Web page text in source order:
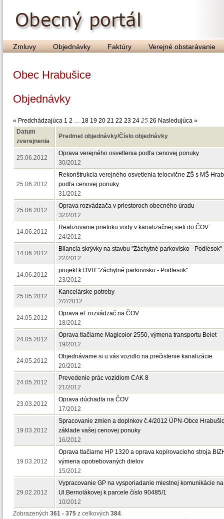
Zmluvy Objednávky Faktúry Verejné obstarávanie
Obec Hrabušice
Objednávky
« Predchádzajúca 1 2 … 18 19 20 21 22 23 24 25 26 Nasledujúca »
Datum
zverejnenia
Predmet objednávky/Číslo objednávky
25.06.2012
Oprava verejného osvetlenia podľa cenovej ponuky
30/2012
25.06.2012
Rekonštrukcia verejného osvetlenia telocvične ZŠ s MŠ
podľa cenovej ponuky
31/2012
25.06.2012
Oprava rozvádzača v priestoroch obecného úradu
32/2012
14.06.2012
Realizovanie prietoku vody v kanalizačnej sieti do ČOV
24/2012
14.06.2012
Bilancia skrývky na stavbu "Záchytné parkovisko - Podlesok"
22/2012
14.06.2012
projekt k DVR "Záchytné parkovisko - Podlesok"
23/2012
25.05.2012
Kancelárske potreby
2/2/2012
24.05.2012
Oprava el. rozvádzač na ČOV
18/2012
24.05.2012
Oprava tlačiarne Magicolor 2550, výmena transportu Belet
19/2012
24.05.2012
Objednávame si u vás vozidlo na prečistenie kanalizácie
20/2012
24.05.2012
Prevedenie prác vozidlom CAK 8
21/2012
23.03.2012
Oprava dúchadla na ČOV
17/2012
19.03.2012
Spracovanie zmien a doplnkov č.4/2012 ÚPN-Obce
základe vašej cenovej ponuky
16/2012
19.03.2012
Oprava tlačiarne HP 1320 a oprava kopírovacieho stroja
výmena opotrebovaných dielov
15/2012
29.02.2012
Vypracovanie GP na vysporiadanie miestnej komunikácie na
Ul.Bernolákovej k parcele číslo 90485/1
10/2012
Zobrazených 361 - 375 z celkových 384.